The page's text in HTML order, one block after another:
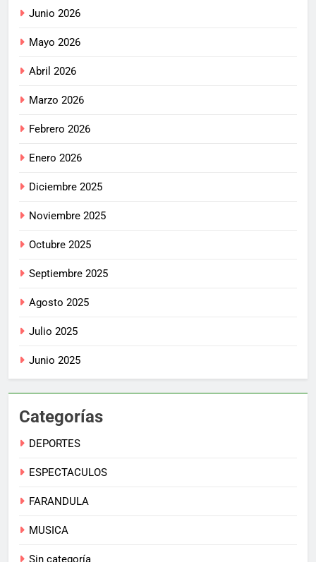
Junio 2026
Mayo 2026
Abril 2026
Marzo 2026
Febrero 2026
Enero 2026
Diciembre 2025
Noviembre 2025
Octubre 2025
Septiembre 2025
Agosto 2025
Julio 2025
Junio 2025
Categorías
DEPORTES
ESPECTACULOS
FARANDULA
MUSICA
Sin categoría